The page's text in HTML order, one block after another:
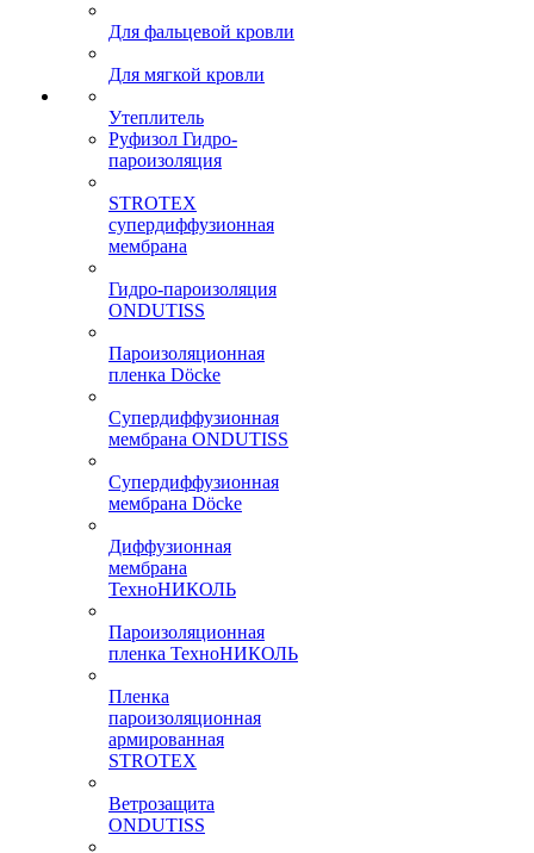
Для фальцевой кровли
Для мягкой кровли
Утеплитель
Руфизол Гидро-
пароизоляция
STROTEX
супердиффузионная
мембрана
Гидро-пароизоляция
ONDUTISS
Пароизоляционная
пленка Döcke
Супердиффузионная
мембрана ONDUTISS
Супердиффузионная
мембрана Döcke
Диффузионная
мембрана
ТехноНИКОЛЬ
Пароизоляционная
пленка ТехноНИКОЛЬ
Пленка
пароизоляционная
армированная
STROTEX
Ветрозащита
ONDUTISS